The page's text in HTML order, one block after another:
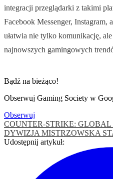
integracji przeglądarki z takimi
Facebook Messenger, Instagram,
ułatwia nie tylko komunikację,
najnowszych gamingowych
Bądź na bieżąco!
Obserwuj Gaming Society w
Obserwuj
COUNTER-STRIKE: GLOBAL
DYWIZJA MISTRZOWSKA
Udostępnij artykuł: